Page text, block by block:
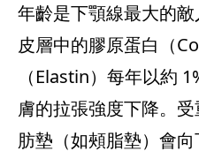
年齡是下顎線最大的
皮層中的膠原蛋白（
（Elastin）每年以約
膚的拉張強度下降。
肪墊（如頰脂墊）會